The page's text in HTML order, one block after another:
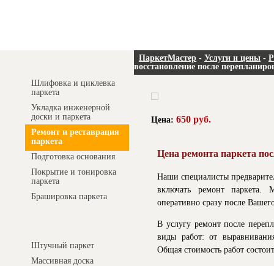
Шлифовка и циклевка
паркета
Укладка инженерной
доски и паркета
Ремонт и реставрация
паркета
Подготовка основания
Покрытие и тонировка
паркета
Брашировка паркета
Штучный паркет
Массивная доска
ПаркетМастер - Услуги и цены -
восстановление после
Цена: 650 руб.
Цена ремонта паркета
Наши специалисты
включать ремонт паркета.
оперативно сразу после
В услугу ремонт после
виды работ: от
Общая стоимость работ